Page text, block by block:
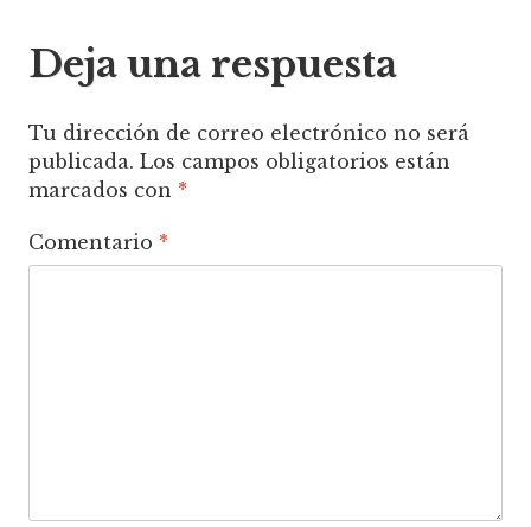
Deja una respuesta
Tu dirección de correo electrónico no será
publicada. Los campos obligatorios están
marcados con *
Comentario *